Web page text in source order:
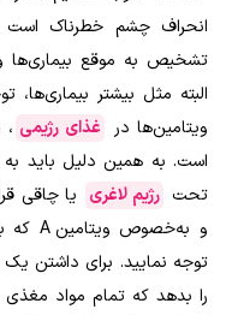
انحراف چشم خطرناک است
تشخیص به موقع
البته مثل بیشتر بیماری‌ها،
ویتامین‌ها در
غذای رژیمی
است. به همین دلیل باید به
تحت رژیم لاغری یا چاقی
و به‌خصوص ویتامین Aکه
توجه نمایید. برای داشتن
را بدهد که تمام مواد مغذی